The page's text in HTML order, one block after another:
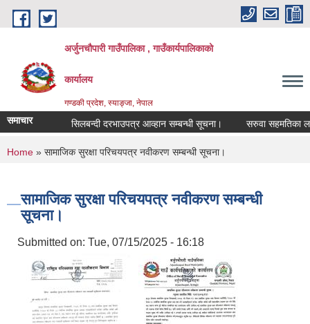
Skip to main content
अर्जुनचौपारी गाउँपालिका , गाउँकार्यपालिकाको
कार्यालय
गण्डकी प्रदेश, स्याङ्जा, नेपाल
समाचार सिलबन्दी दरभाउपत्र आव्हान सम्बन्धी सूचना। सरुवा सहमतिका लागि
You are here
Home » सामाजिक सुरक्षा परिचयपत्र‌ नवीकरण सम्बन्धी सूचना।
सामाजिक सुरक्षा परिचयपत्र‌ नवीकरण सम्बन्धी
सूचना।
Submitted on: Tue, 07/15/2025 - 16:18